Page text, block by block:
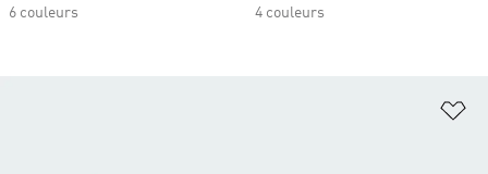
6 couleurs
4 couleurs